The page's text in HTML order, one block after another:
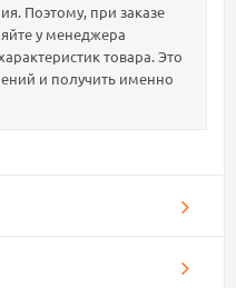
Поэтому, при заказе
у менеджера
товара. Это
и получить именно